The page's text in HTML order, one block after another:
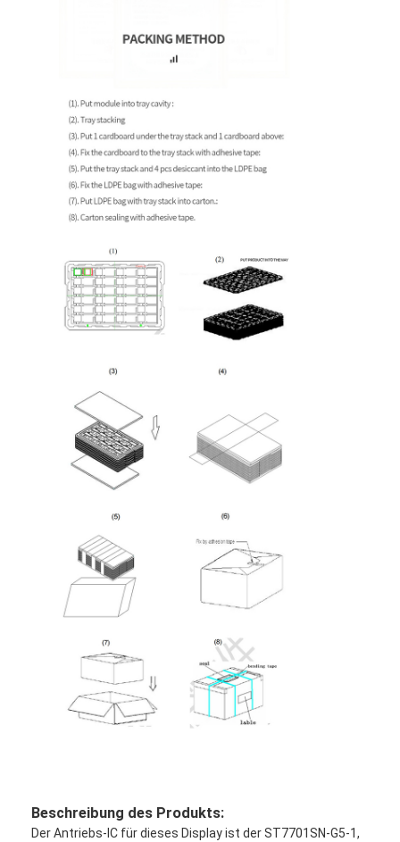
Beschreibung des Produkts:
Der Antriebs-IC für dieses Display ist der ST7701SN-G5-1,